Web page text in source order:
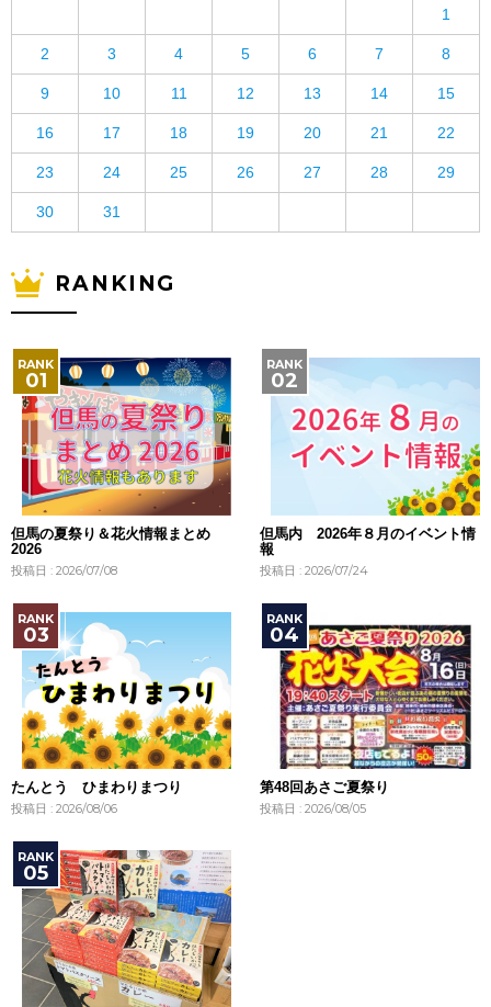
1
2 3 4 5 6 7 8
9 10 11 12 13 14 15
16 17 18 19 20 21 22
23 24 25 26 27 28 29
30 31
RANKING
但馬の夏祭り＆花火情報まとめ
2026
投稿日 : 2026/07/08
但馬内 2026年８月のイベント情
報
投稿日 : 2026/07/24
たんとう ひまわりまつり
投稿日 : 2026/08/06
第48回あさご夏祭り
投稿日 : 2026/08/05